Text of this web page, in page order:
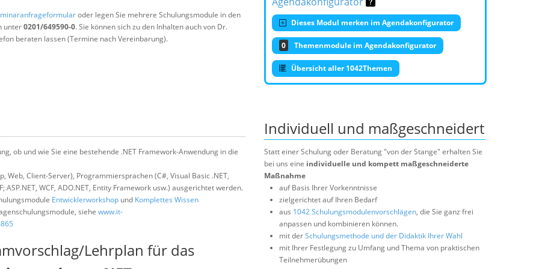
oder legen Sie mehrere Schulungsmodule in den
unter0201/649590-0. Sie können sich zu den Inhalten auch von Dr.
beraten lassen (Termine nach Vereinbarung).
Dieses Modul merken im Agendakonfigurator
0 Themenmodule im Agendakonfigurator
Übersicht aller 1042Themen
ob und wie Sie eine bestehende .NET Framework-Anwendung in die
Client-Server), Programmiersprachen (C#, Visual Basic .NET,
WCF, ADO.NET, Entity Framework usw.) ausgerichtet werden.
Entwicklerworkshop und Komplettes Wissen
siehe www.it-
Lehrplan für das
Individuell und maßgeschneidert
Statt einer Schulung oder Beratung "von der Stange" erhalten Sie
bei uns eine individuelle und kompett maßgeschneiderte
Maßnahme
auf Basis Ihrer Vorkenntnisse
zielgerichtet auf Ihren Bedarf
aus 1042 Schulungsmodulenvorschlägen, die Sie ganz frei
anpassen und kombinieren können.
mit derSchulungsmethode und der Didaktik Ihrer Wahl
mit Ihrer Festlegung zu Umfang und Thema von praktischen
Teilnehmerübungen